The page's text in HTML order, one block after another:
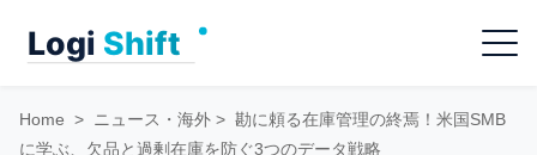
Menu
Home > ニュース・海外 > 勘に頼る在庫管理の終焉！米国SMB
に学ぶ、欠品と過剰在庫を防ぐ3つのデータ戦略